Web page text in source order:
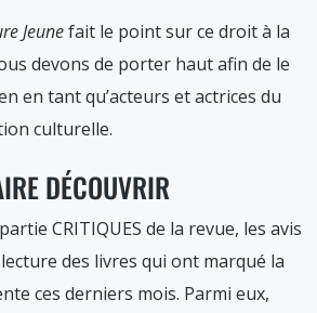
Jeunefait le point sur ce droit à la
devons de porter haut afin de le
en tant qu’acteurs et actrices du
culturelle.
DÉCOUVRIR
CRITIQUES de la revue, les avis
des livres qui ont marqué la
ces derniers mois. Parmi eux,